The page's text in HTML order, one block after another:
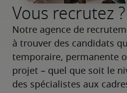
Vous recrutez ?
Notre agence de
à trouver des candidats
temporaire, permanente
projet – quel que soit le
des spécialistes aux